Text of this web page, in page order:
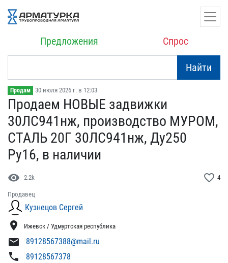
Предложения Спрос
Найти
Продам 30 июля 2026 г. в 12:03
Продаем НОВЫЕ задвижки ​
30ЛС941нж, производство ​МУРОМ,
СТАЛЬ 20Г 30ЛС9​41нж, Ду250
Ру16, в нали​чии
visibility 2.2k favorite_border 4
Продавец
Кузнецов Сергей
location_on Ижевск / Удмуртская республика
mail 89128567388@mail.ru
phone 89128567378